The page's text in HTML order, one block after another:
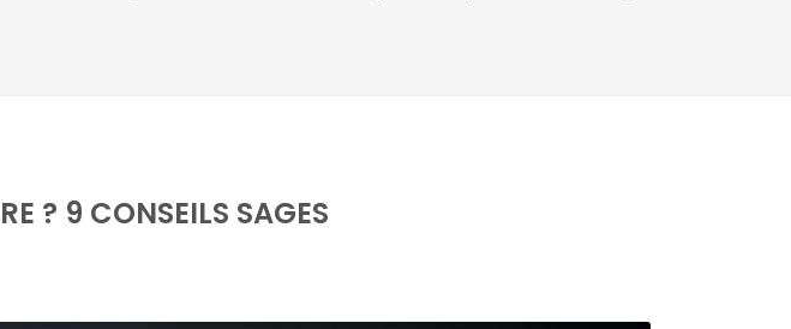
? 9 CONSEILS SAGES